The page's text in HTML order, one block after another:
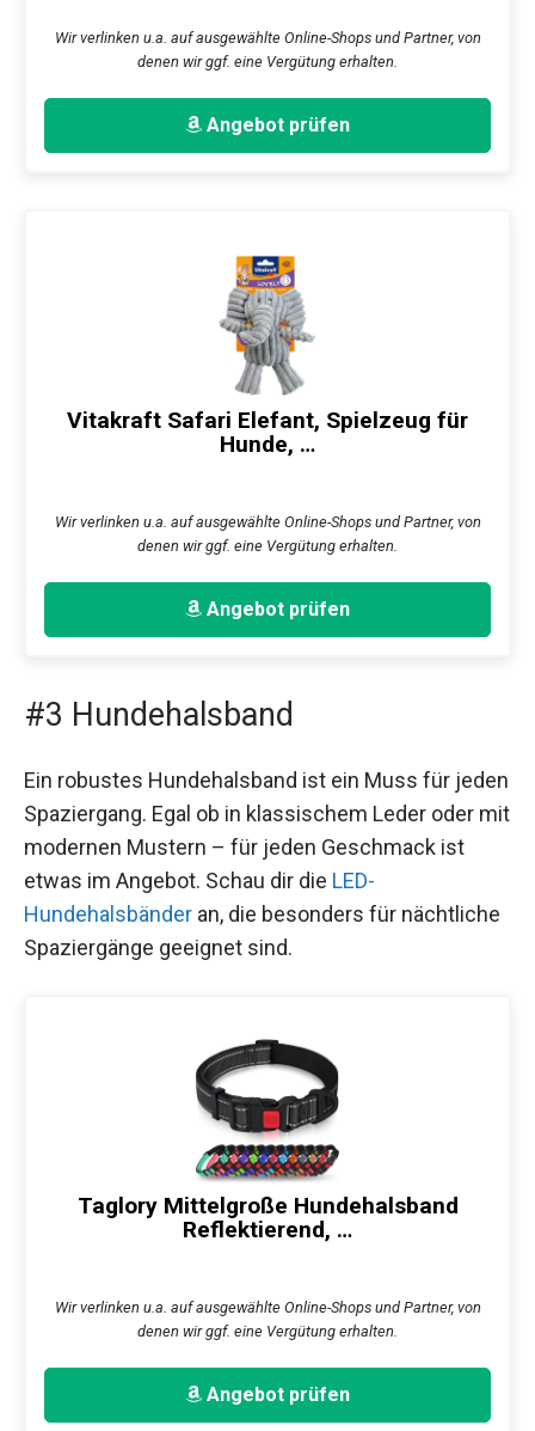
Wir verlinken u.a. auf ausgewählte Online-Shops und Partner, von
denen wir ggf. eine Vergütung erhalten.
Angebot prüfen
Vitakraft Safari Elefant, Spielzeug für
Hunde, …
Wir verlinken u.a. auf ausgewählte Online-Shops und Partner, von
denen wir ggf. eine Vergütung erhalten.
Angebot prüfen
#3 Hundehalsband
Ein robustes Hundehalsband ist ein Muss für jeden
Spaziergang. Egal ob in klassischem Leder oder mit
modernen Mustern – für jeden Geschmack ist
etwas im Angebot. Schau dir die LED-
Hundehalsbänder an, die besonders für nächtliche
Spaziergänge geeignet sind.
Taglory Mittelgroße Hundehalsband
Reflektierend, …
Wir verlinken u.a. auf ausgewählte Online-Shops und Partner, von
denen wir ggf. eine Vergütung erhalten.
Angebot prüfen